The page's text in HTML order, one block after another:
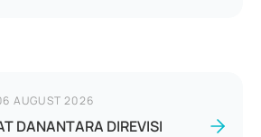
AUGUST 2026
DANANTARA DIREVISI